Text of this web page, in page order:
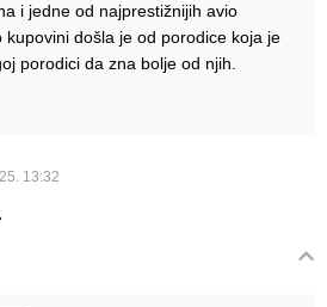
i jedne od najprestižnijih avio
kupovini došla je od porodice koja je
porodici da zna bolje od njih.
13:32